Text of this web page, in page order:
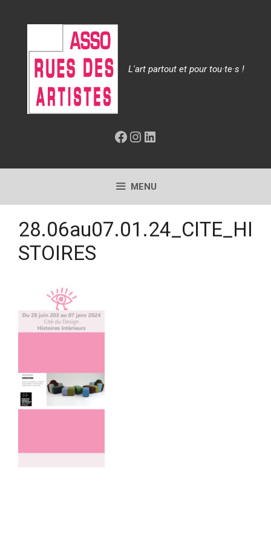
L'art partout et pour tou·te·s !
Facebook
Instagram
LinkedIn
MENU
28.06au07.01.24_CITE_HI
STOIRES